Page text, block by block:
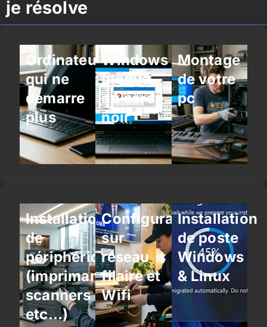
je résolve
Ordinateur
qui ne
démarre
plus
Windows
bloqué
ou écran
noir
Montage
de votre
pc
Installation
de
périphériques
(imprimantes,
scanners
etc…)
Configuration
sur
réseau
filaire et
Wifi
Installation
de poste
Windows
& Linux